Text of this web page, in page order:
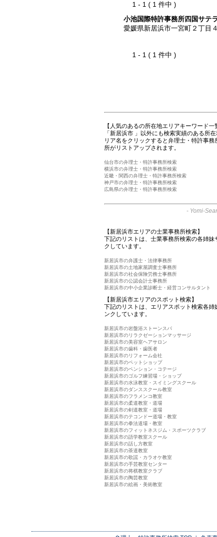
1 - 1 ( 1 件中 )
小池国際特許事務所四国サテ
愛媛県新居浜市一宮町２丁目
1 - 1 ( 1 件中 )
【人気のあるの所在地エリアキーワード一
「新居浜市 」以外にも検索実績のある所
リア名をクリックすると弁理士・特許事
所がリストアップされます。
仙台市の弁理士・特許事務所検索
横浜市の弁理士・特許事務所検索
近畿・関西の弁理士・特許事務所検索
神戸市の弁理士・特許事務所検索
広島県の弁理士・特許事務所検索
- Yomi-
【新居浜市エリアの士業事務所検索】
下記のリストは、士業事務所検索の各姉
クしています。
新居浜市の弁護士・法律事務所
新居浜市の土地家屋調査士事務所
新居浜市の社会保険労務士事務所
新居浜市の公認会計士事務所
新居浜市の中小企業診断士・経営コンサルタント
【新居浜市エリアのスポット検索】
下記のリストは、エリアスポット検索各
ンクしています。
新居浜市の岩盤浴ストーンスパ
新居浜市のリラクゼーションマッサージ
新居浜市の美容室ヘアサロン
新居浜市の歯科・歯医者
新居浜市のリフォーム会社
新居浜市のペットショップ
新居浜市のペンション・コテージ
新居浜市のゴルフ練習場・ショップ
新居浜市の水泳教室・スイミングスクール
新居浜市のダンススクール教室
新居浜市のフラメンコ教室
新居浜市の柔道教室・道場
新居浜市の剣道教室・道場
新居浜市のテコンドー道場・教室
新居浜市の拳法道場・教室
新居浜市のフィットネスジム・スポーツクラブ
新居浜市の語学教室スクール
新居浜市の話し方教室
新居浜市の茶道教室
新居浜市の歌謡・カラオケ教室
新居浜市の手芸教室センター
新居浜市の将棋教室クラブ
新居浜市の陶芸教室
新居浜市の絵画・美術教室